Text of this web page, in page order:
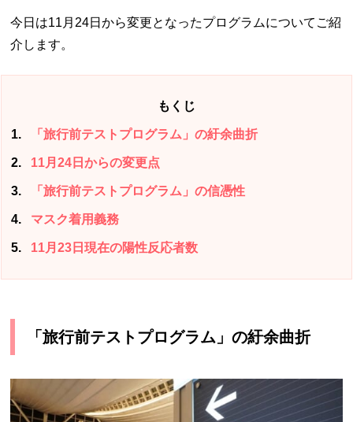
今日は11月24日から変更となったプログラムについてご紹
介します。
もくじ
1 「旅行前テストプログラム」の紆余曲折
2 11月24日からの変更点
3 「旅行前テストプログラム」の信憑性
4 マスク着用義務
5 11月23日現在の陽性反応者数
「旅行前テストプログラム」の紆余曲折